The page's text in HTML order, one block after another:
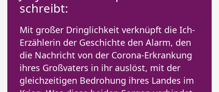
schreibt:
Mit großer Dringlichkeit verknüpft die Ich-
Erzählerin der Geschichte den Alarm, den
die Nachricht von der Corona-Erkrankung
ihres Großvaters in ihr auslöst, mit der
gleichzeitigen Bedrohung ihres Landes im